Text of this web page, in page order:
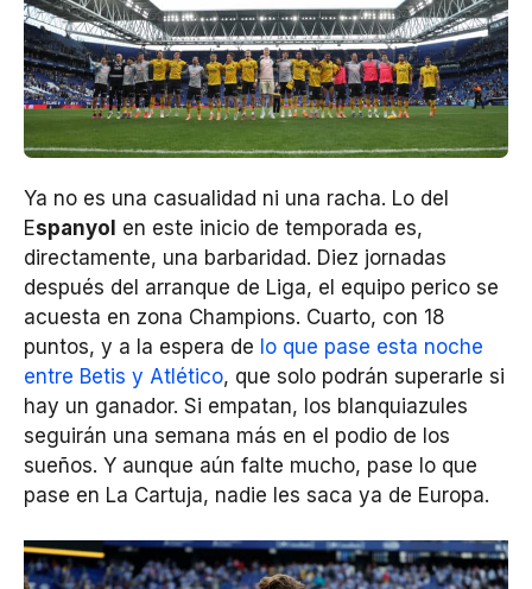
Ya no es una casualidad ni una racha. Lo del
Espanyol en este inicio de temporada es,
directamente, una barbaridad. Diez jornadas
después del arranque de Liga, el equipo perico se
acuesta en zona Champions. Cuarto, con 18
puntos, y a la espera de lo que pase esta noche
entre Betis y Atlético, que solo podrán superarle si
hay un ganador. Si empatan, los blanquiazules
seguirán una semana más en el podio de los
sueños. Y aunque aún falte mucho, pase lo que
pase en La Cartuja, nadie les saca ya de Europa.